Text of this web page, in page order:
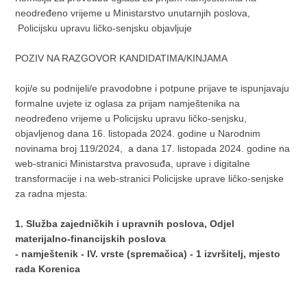
neodređeno vrijeme u Ministarstvo unutarnjih poslova,
Policijsku upravu ličko-senjsku objavljuje
POZIV NA RAZGOVOR KANDIDATIMA/KINJAMA
koji/e su podnijeli/e pravodobne i potpune prijave te ispunjavaju
formalne uvjete iz oglasa za prijam namještenika na
neodređeno vrijeme u Policijsku upravu ličko-senjsku,
objavljenog dana 16. listopada 2024. godine u Narodnim
novinama broj 119/2024, a dana 17. listopada 2024. godine na
web-stranici Ministarstva pravosuđa, uprave i digitalne
transformacije i na web-stranici Policijske uprave ličko-senjske
za radna mjesta:
1. Služba zajedničkih i upravnih poslova, Odjel
materijalno-financijskih poslova
- namještenik - IV. vrste (spremačica) - 1 izvršitelj, mjesto
rada Korenica